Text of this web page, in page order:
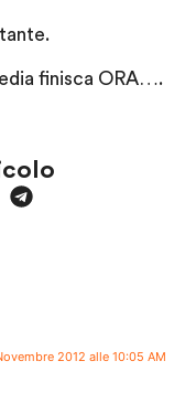
finisca ORA….
2012 alle 10:05 AM